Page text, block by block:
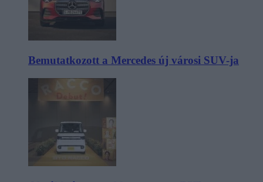
Bemutatkozott a Mercedes új városi SUV-ja